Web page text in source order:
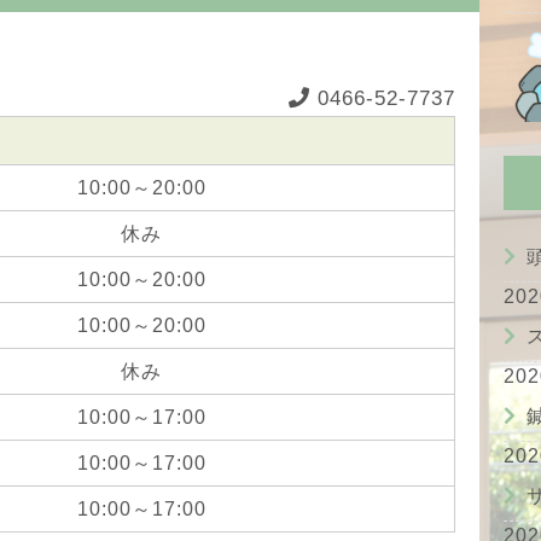
0466-52-7737
10:00～20:00
休み
10:00～20:00
10:00～20:00
休み
10:00～17:00
10:00～17:00
10:00～17:00